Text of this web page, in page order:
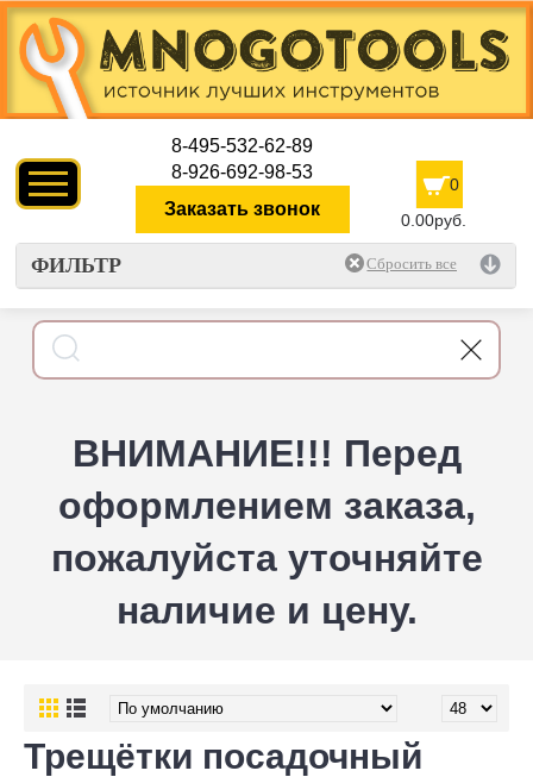
8-495-532-62-89
8-926-692-98-53
Заказать звонок
0
0.00руб.
ФИЛЬТР
ВНИМАНИЕ!!! Перед
оформлением заказа,
пожалуйста уточняйте
наличие и цену.
Трещётки посадочный